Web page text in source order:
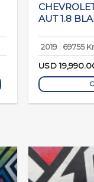
AUT 1.8
2019 69755
USD